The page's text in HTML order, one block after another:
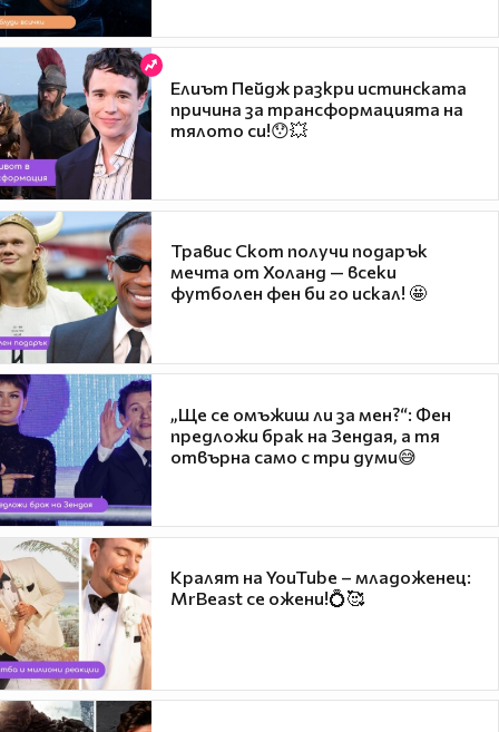
Елиът Пейдж разкри истинската
причина за трансформацията на
тялото си!😯💥
Травис Скот получи подарък
мечта от Холанд — всеки
футболен фен би го искал! 🤩
„Ще се омъжиш ли за мен?“: Фен
предложи брак на Зендая, а тя
отвърна само с три думи😅
Кралят на YouTube – младоженец:
MrBeast се ожени!💍🥰